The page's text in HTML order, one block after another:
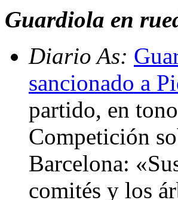
Guardiola en
Diario As:
sancionado a
partido, en
Competición
Barcelona:
comités y los